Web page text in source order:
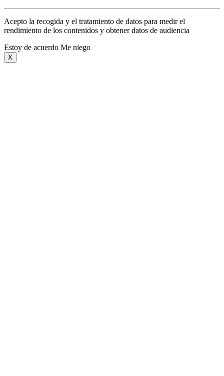
Acepto la recogida y el tratamiento de datos para medir el
rendimiento de los contenidos y obtener datos de audiencia
Estoy de acuerdo Me niego
X